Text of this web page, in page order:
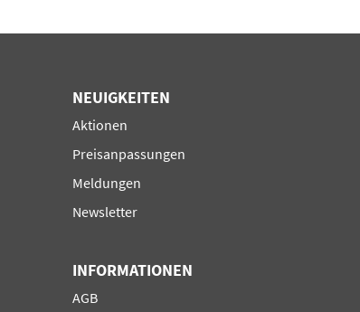
NEUIGKEITEN
Navigation
überspringen
Aktionen
Preisanpassungen
Meldungen
Newsletter
INFORMATIONEN
Navigation
AGB